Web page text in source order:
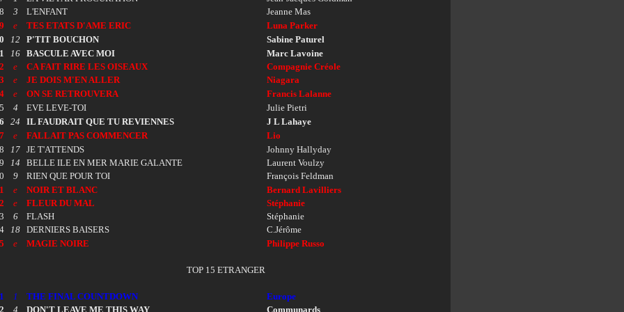
8
3 L'ENFANT
Jeanne Mas
9
e TES ETATS D'AME ERIC
Luna Parker
12 P'TIT BOUCHON
Sabine Paturel
16 BASCULE AVEC MOI
Marc Lavoine
e CA FAIT RIRE LES OISEAUX
Compagnie Créole
e JE DOIS M'EN ALLER
Niagara
e ON SE RETROUVERA
Francis Lalanne
4 EVE LEVE-TOI
Julie Pietri
24 IL FAUDRAIT QUE TU REVIENNES
J L Lahaye
e FALLAIT PAS COMMENCER
Lio
17 JE T'ATTENDS
Johnny Hallyday
14 BELLE ILE EN MER MARIE GALANTE
Laurent Voulzy
9 RIEN QUE POUR TOI
François Feldman
e NOIR ET BLANC
Bernard Lavilliers
e FLEUR DU MAL
Stéphanie
6 FLASH
Stéphanie
18 DERNIERS BAISERS
C.Jérôme
e MAGIE NOIRE Philippe Russo
TOP 15 ETRANGER
1 1 THE FINAL COUNTDOWN
Europe
2
4 DON'T LEAVE ME THIS WAY Communards